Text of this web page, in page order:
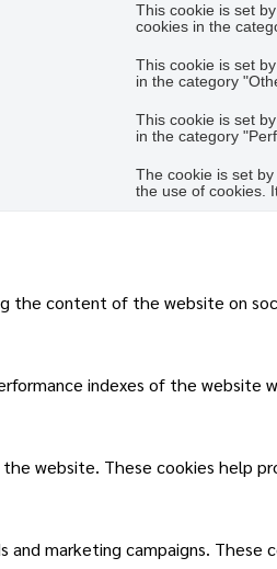
This cookie is set
cookies in the
This cookie is set
in the category
This cookie is set
in the category
The cookie is set
the use of cookies.
the content of the website on
indexes of the
website. These cookies help
marketing campaigns.